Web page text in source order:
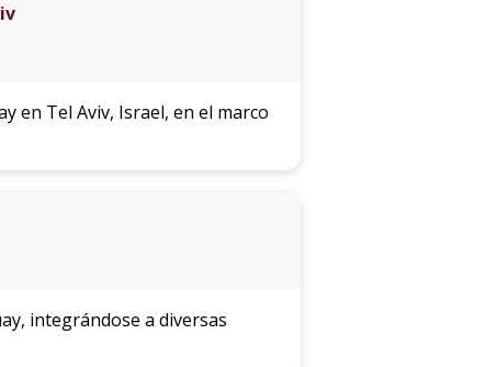
en Tel Aviv, Israel, en el marco
integrándose a diversas